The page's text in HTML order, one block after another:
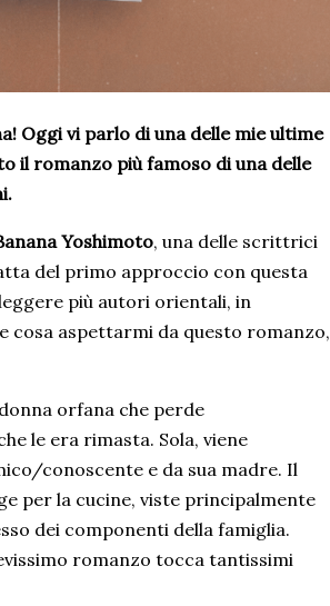
Oggi vi parlo di una delle mie ultime
il romanzo più famoso di una delle
Yoshimoto, una delle scrittrici
del primo approccio con questa
più autori orientali, in
cosa aspettarmi da questo romanzo,
orfana che perde
le era rimasta. Sola, viene
conoscente e da sua madre. Il
per la cucine, viste principalmente
dei componenti della famiglia.
romanzo tocca tantissimi